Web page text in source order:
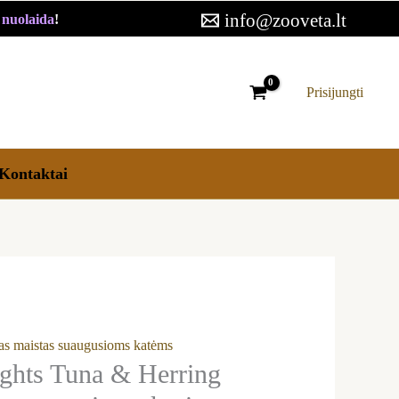
! info@zooveta.lt
Prisijungti
maistas suaugusioms katėms
Tuna & Herring
through